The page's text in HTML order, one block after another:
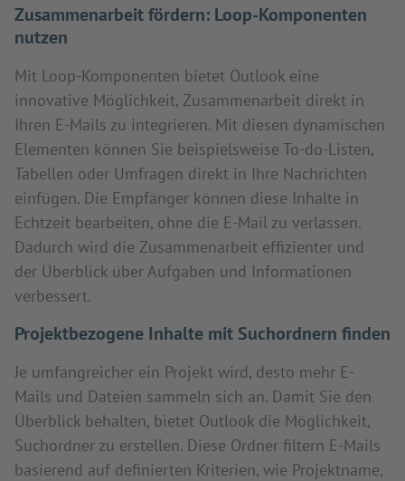
Zusammenarbeit fördern: Loop-Komponenten
nutzen
Mit Loop-Komponenten bietet Outlook eine
innovative Möglichkeit, Zusammenarbeit direkt in
Ihren E-Mails zu integrieren. Mit diesen dynamischen
Elementen können Sie beispielsweise To-do-Listen,
Tabellen oder Umfragen direkt in Ihre Nachrichten
einfügen. Die Empfänger können diese Inhalte in
Echtzeit bearbeiten, ohne die E-Mail zu verlassen.
Dadurch wird die Zusammenarbeit effizienter und
der Überblick über Aufgaben und Informationen
verbessert.
Projektbezogene Inhalte mit Suchordnern finden
Je umfangreicher ein Projekt wird, desto mehr E-
Mails und Dateien sammeln sich an. Damit Sie den
Überblick behalten, bietet Outlook die Möglichkeit,
Suchordner zu erstellen. Diese Ordner filtern E-Mails
basierend auf definierten Kriterien, wie Projektname,